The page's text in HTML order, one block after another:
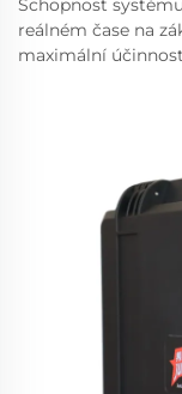
Schopnost
reálném čase na
maximální